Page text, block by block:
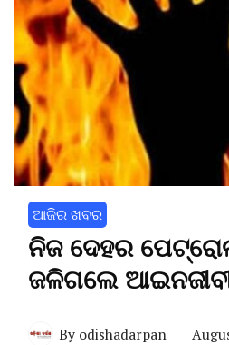
ଆଜିର ଖବର
ନିଜ ଦେହର
ଜଳିଗଲେ
By odishadarpan